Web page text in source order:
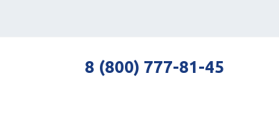
8 (800) 777-81-45